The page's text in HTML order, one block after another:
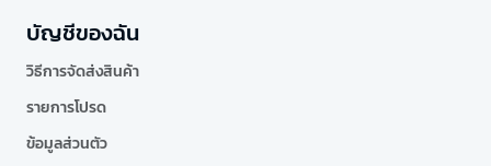
บัญชีของฉัน
วิธีการจัดส่งสินค้า
รายการโปรด
ข้อมูลส่วนตัว